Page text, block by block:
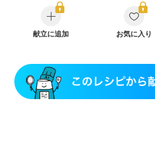
糖尿病性腎症（第１期）
糖尿病性
糖尿病性腎症（第３期）
CKD（ス
CKD（ステージ２）
CKD（ステージ
乳がん治療を終えた方・経過観察中の
産後（ミルク）
骨折 骨粗しょう
乾癬
フレイル（年齢に合わせた体作
献立に追加 お気に入り